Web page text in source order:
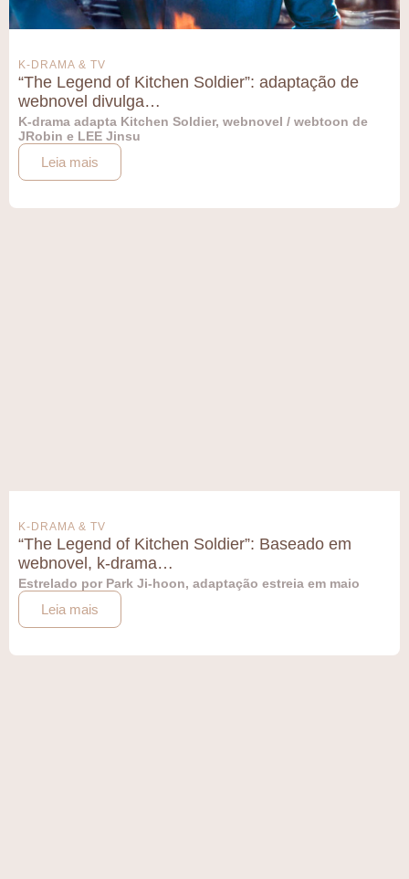
K-DRAMA & TV
“The Legend of Kitchen Soldier”: adaptação de
webnovel divulga…
K-drama adapta Kitchen Soldier, webnovel / webtoon de
JRobin e LEE Jinsu
Leia mais
K-DRAMA & TV
“The Legend of Kitchen Soldier”: Baseado em
webnovel, k-drama…
Estrelado por Park Ji-hoon, adaptação estreia em maio
Leia mais